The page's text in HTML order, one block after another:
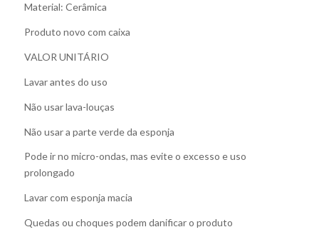
Material: Cerâmica
Produto novo com caixa
VALOR UNITÁRIO
Lavar antes do uso
Não usar lava-louças
Não usar a parte verde da esponja
Pode ir no micro-ondas, mas evite o excesso e uso
prolongado
Lavar com esponja macia
Quedas ou choques podem danificar o produto